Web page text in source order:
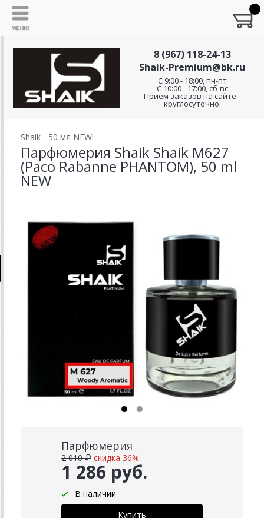
8 (967) 118-24-13
Shaik-Premium@bk.ru
C 9:00 - 18:00, пн-пт
С 10:00 - 17:00, сб-вс
Приём заказов на сайте -
круглосуточно.
Shaik - 50 мл NEW!
Парфюмерия Shaik Shaik M627
(Paco Rabanne PHANTOM), 50 ml
NEW
Парфюмерия
1 286 руб.
2 010 ₽ скидка 36%
В наличии